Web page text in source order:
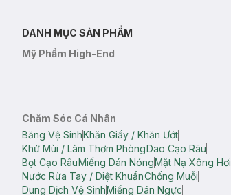
DANH MỤC SẢN PHẨM
Mỹ Phẩm High-End
Chăm Sóc Cá Nhân
Băng Vệ SinhKhăn Giấy / Khăn Ướt
Khử Mùi / Làm Thơm PhòngDao Cạo Râu
Bọt Cạo RâuMiếng Dán NóngMặt Nạ Xông Hơi
Nước Rửa Tay / Diệt KhuẩnChống Muỗi
Dung Dịch Vệ SinhMiếng Dán Ngực